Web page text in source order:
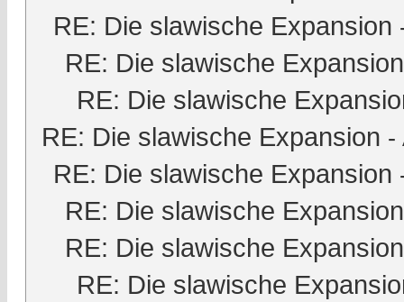
RE: Die slawische Expansion
RE: Die slawische Expansion
RE: Die slawische
RE: Die slawische Expansion -
RE: Die slawische Expansion
RE: Die slawische Expansion
RE: Die slawische Expansion
RE: Die slawische